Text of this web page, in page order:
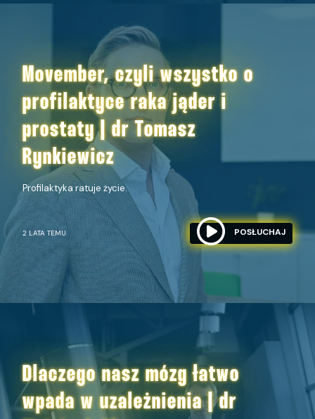
Movember, czyli wszystko o
profilaktyce raka jąder i
prostaty | dr Tomasz
Rynkiewicz
Profilaktyka ratuje życie.
2 LATA TEMU POSŁUCHAJ
Dlaczego nasz mózg łatwo
wpada w uzależnienia | dr